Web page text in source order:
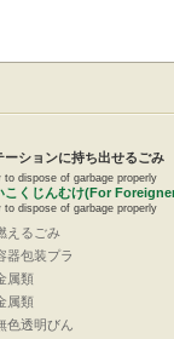
ーションに持ち出せるごみ
to dispose of garbage properly
こくじんむけ(For
to dispose of garbage properly
えるごみ
器包装プラ
属類
属類
色透明びん